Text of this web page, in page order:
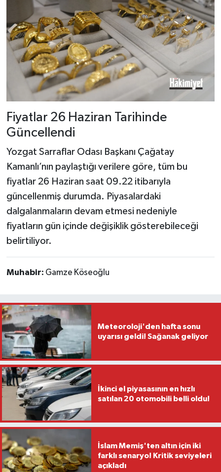
Fiyatlar 26 Haziran Tarihinde
Güncellendi
Yozgat Sarraflar Odası Başkanı Çağatay
Kamanlı’nın paylaştığı verilere göre, tüm bu
fiyatlar 26 Haziran saat 09.22 itibarıyla
güncellenmiş durumda. Piyasalardaki
dalgalanmaların devam etmesi nedeniyle
fiyatların gün içinde değişiklik gösterebileceği
belirtiliyor.
Muhabir: Gamze Köseoğlu
Meteoroloji'den hafta sonu
uyarısı geldi! Sağanak geliyor
İkinci el piyasasının en hızlı
satılan 20 otomobili belli oldu!
İslam Memiş'ten altın için iki
farklı senaryo! Kritik seviyeleri
açıkladı